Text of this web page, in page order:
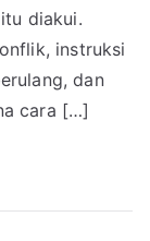
diakui.
instruksi
dan
cara […]